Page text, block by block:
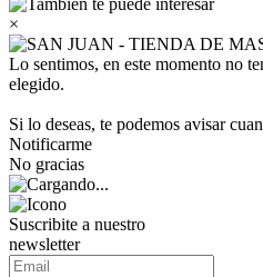
×
Lo sentimos, en este momento no
elegido.
Si lo deseas, te podemos avisar
Notificarme
No gracias
Suscribite a nuestro
newsletter